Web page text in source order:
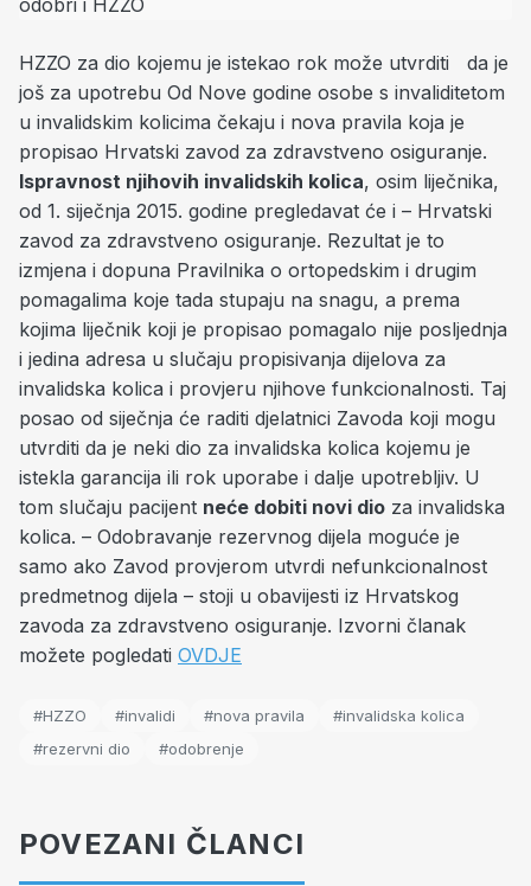
HZZO za dio kojemu je istekao rok može utvrditi da je
još za upotrebu Od Nove godine osobe s invaliditetom
u invalidskim kolicima čekaju i nova pravila koja je
propisao Hrvatski zavod za zdravstveno osiguranje.
Ispravnost njihovih invalidskih kolica, osim liječnika,
od 1. siječnja 2015. godine pregledavat će i – Hrvatski
zavod za zdravstveno osiguranje. Rezultat je to
izmjena i dopuna Pravilnika o ortopedskim i drugim
pomagalima koje tada stupaju na snagu, a prema
kojima liječnik koji je propisao pomagalo nije posljednja
i jedina adresa u slučaju propisivanja dijelova za
invalidska kolica i provjeru njihove funkcionalnosti. Taj
posao od siječnja će raditi djelatnici Zavoda koji mogu
utvrditi da je neki dio za invalidska kolica kojemu je
istekla garancija ili rok uporabe i dalje upotrebljiv. U
tom slučaju pacijent neće dobiti novi dio za invalidska
kolica. – Odobravanje rezervnog dijela moguće je
samo ako Zavod provjerom utvrdi nefunkcionalnost
predmetnog dijela – stoji u obavijesti iz Hrvatskog
zavoda za zdravstveno osiguranje. Izvorni članak
možete pogledati OVDJE
#HZZO #invalidi #nova pravila
#invalidska kolica
#rezervni dio
#odobrenje
POVEZANI ČLANCI